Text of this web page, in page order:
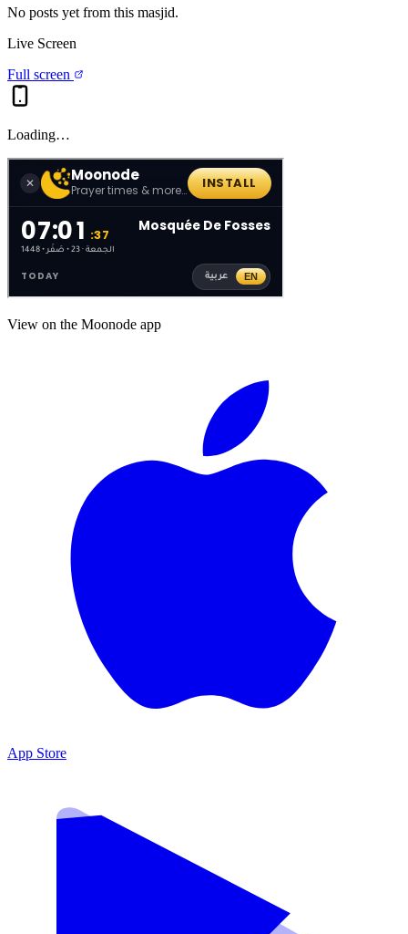
No posts yet from this masjid.
Live Screen
Full screen
Loading…
View on the Moonode app
App Store